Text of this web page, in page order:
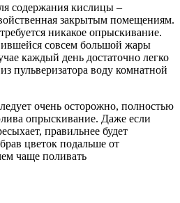
содержания кислицы –
закрытым помещениям.
никакое опрыскивание.
совсем большой жары
каждый день достаточно легко
пульверизатора воду комнатной
очень осторожно, полностью
опрыскивание. Даже если
правильнее будет
цветок подальше от
чаще поливать